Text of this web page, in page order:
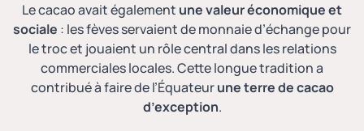
Le cacao avait également une valeur économique et
sociale : les fèves servaient de monnaie d’échange pour
le troc et jouaient un rôle central dans les relations
commerciales locales. Cette longue tradition a
contribué à faire de l’Équateurune terre de cacao
d’exception.